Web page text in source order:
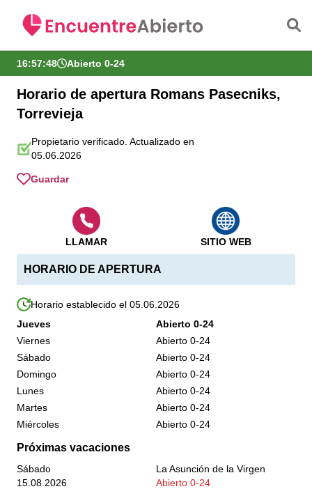
16:57:48 Abierto 0-24
Horario de apertura Romans Pasecniks,
Torrevieja
Propietario verificado. Actualizado en
05.06.2026
Guardar
HORARIO DE APERTURA
Horario establecido el 05.06.2026
Jueves
Abierto 0-24
Viernes
Abierto 0-24
Sábado
Abierto 0-24
Domingo
Abierto 0-24
Lunes
Abierto 0-24
Martes
Abierto 0-24
Miércoles
Abierto 0-24
Próximas vacaciones
Sábado
La Asunción de la Virgen
15.08.2026
Abierto 0-24
LLAMAR SITIO WEB